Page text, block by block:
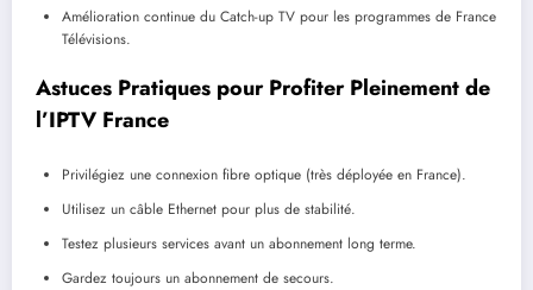
Amélioration continue du Catch-up TV pour les programmes de France
Télévisions.
Astuces Pratiques pour Profiter Pleinement de
l’IPTV France
Privilégiez une connexion fibre optique (très déployée en France).
Utilisez un câble Ethernet pour plus de stabilité.
Testez plusieurs services avant un abonnement long terme.
Gardez toujours un abonnement de secours.